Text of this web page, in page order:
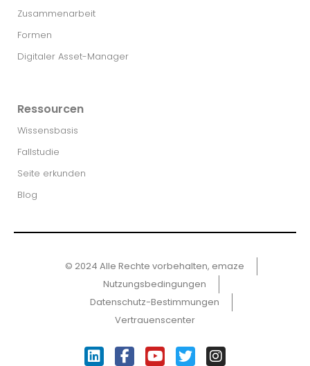
Zusammenarbeit
Formen
Digitaler Asset-Manager
Ressourcen
Wissensbasis
Fallstudie
Seite erkunden
Blog
© 2024 Alle Rechte vorbehalten, emaze
Nutzungsbedingungen
Datenschutz-Bestimmungen
Vertrauenscenter